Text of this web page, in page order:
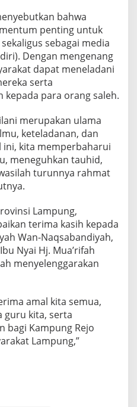
A
l
-
a
i
l
n
d
L
m
t
e
g
bahwa
penting untuk
sebagai media
Dengan mengenang
dapat meneladani
serta
para orang saleh.
merupakan ulama
keteladanan, dan
ini, kita memperbaharui
meneguhkan tauhid,
turunnya rahmat
Lampung,
terima kasih kepada
Wan-Naqsabandiyah,
Nyai Hj. Mua’rifah
menyelenggarakan
amal kita semua,
guru kita, serta
bagi Kampung Rejo
Lampung,”